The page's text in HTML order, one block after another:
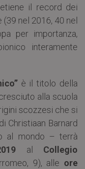
il record dei
nel 2016, 40 nel
per importanza,
interamente
è il titolo della
alla scuola
scozzesi che si
Christiaan Barnard
al mondo – terrà
al Collegio
9), alle ore